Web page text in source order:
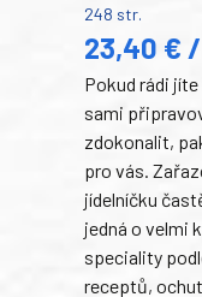
248 str.
23,40 €
Pokud rádi
sami
zdokonalit,
pro vás.
jídelníčku
jedná o velmi
speciality
receptů,